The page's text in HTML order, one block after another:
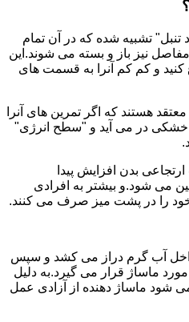
تنبل" تشبیه شده که در آن تمام
نیز باز و بسته می شوند.این
کنید و کم کم آنرا به قسمت های
هستند که اگر تمرین های آنرا
خشکی در می آید و "سطح انرژی"
ارتجاعی بدن افزایش پیدا
می شود.و بیشتر به افرادی
را در پشت میز صرف می کنند.
آب گرم دراز می کشد و سپس
ماساژ قرار می گیرد.به دلیل
شود ماساژ دهنده از آزادی عمل